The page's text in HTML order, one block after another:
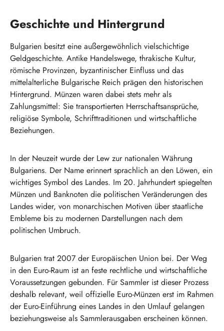
Geschichte und Hintergrund
Bulgarien besitzt eine außergewöhnlich vielschichtige
Geldgeschichte. Antike Handelswege, thrakische Kultur,
römische Provinzen, byzantinischer Einfluss und das
mittelalterliche Bulgarische Reich prägen den historischen
Hintergrund. Münzen waren dabei stets mehr als
Zahlungsmittel: Sie transportierten Herrschaftsansprüche,
religiöse Symbole, Schrifttraditionen und wirtschaftliche
Beziehungen.
In der Neuzeit wurde der Lew zur nationalen Währung
Bulgariens. Der Name erinnert sprachlich an den Löwen, ein
wichtiges Symbol des Landes. Im 20. Jahrhundert spiegelten
Münzen und Banknoten die politischen Veränderungen des
Landes wider, von monarchischen Motiven über staatliche
Embleme bis zu modernen Darstellungen nach dem
politischen Umbruch.
Bulgarien trat 2007 der Europäischen Union bei. Der Weg
in den Euro-Raum ist an feste rechtliche und wirtschaftliche
Voraussetzungen gebunden. Für Sammler ist dieser Prozess
deshalb relevant, weil offizielle Euro-Münzen erst im Rahmen
der Euro-Einführung eines Landes in den Umlauf gelangen
beziehungsweise als Sammlerausgaben erscheinen können.